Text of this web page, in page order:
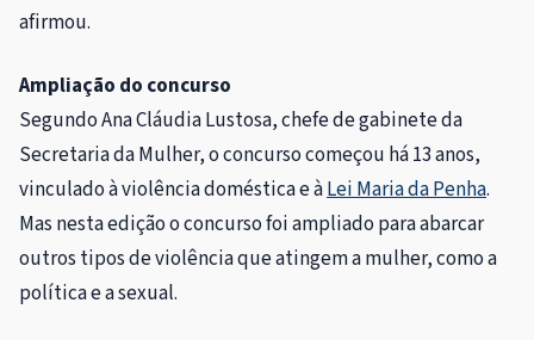
afirmou.
Ampliação do concurso
Segundo Ana Cláudia Lustosa, chefe de gabinete da
Secretaria da Mulher, o concurso começou há 13 anos,
vinculado à violência doméstica e àLei Maria da Penha.
Mas nesta edição o concurso foi ampliado para abarcar
outros tipos de violência que atingem a mulher, como a
política e a sexual.